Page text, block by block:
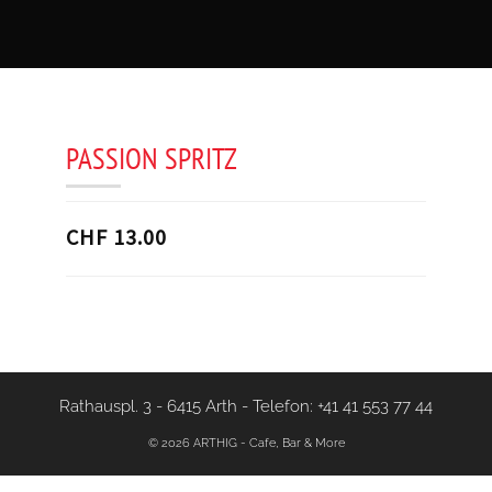
PASSION SPRITZ
CHF 13.00
Rathauspl. 3 - 6415 Arth - Telefon: +41 41 553 77 44
© 2026 ARTHIG - Cafe, Bar & More